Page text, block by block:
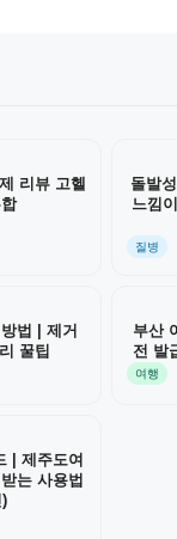
리뷰 고헬
돌발
느낌
질병
법 | 제거
꿀팁
부산
전 발
여행
| 제주도여
는 사용법